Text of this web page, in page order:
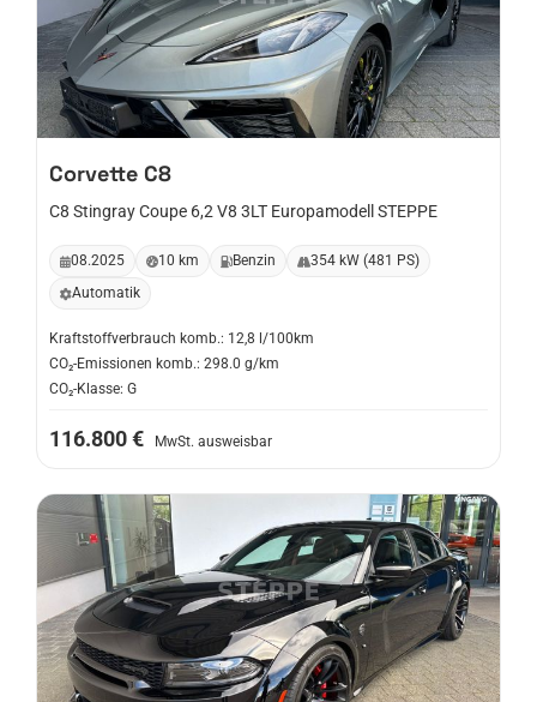
Corvette C8
C8 Stingray Coupe 6,2 V8 3LT Europamodell STEPPE
08.2025 10 km Benzin
354 kW (481 PS)
Automatik
Kraftstoffverbrauch komb.: 12,8 l/100km
CO₂-Emissionen komb.: 298.0 g/km
CO₂-Klasse: G
116.800 € MwSt. ausweisbar